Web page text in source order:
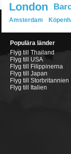
London
Amsterdam
Populära länder
Flyg till Thailand
Flyg till USA
Flyg till Filippinerna
Flyg till Japan
Flyg till Storbritannien
Flyg till Italien